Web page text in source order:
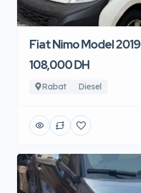
Fiat Nimo Model 2019
108,000 DH
Rabat Diesel